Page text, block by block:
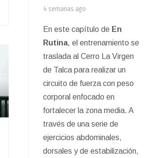
4 semanas ago
En este capítulo de En
Rutina, el entrenamiento se
traslada al Cerro La Virgen
de Talca para realizar un
circuito de fuerza con peso
corporal enfocado en
fortalecer la zona media. A
través de una serie de
ejercicios abdominales,
dorsales y de estabilización,